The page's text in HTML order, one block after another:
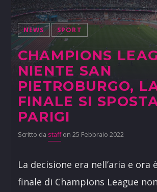
NEWS SPORT
CHAMPIONS
NIENTE SAN
PIETROBURGO,
FINALE SI
PARIGI
Scritto da staffon 25 Febbraio 2022
La decisione era nell’aria e ora
finale di Champions League